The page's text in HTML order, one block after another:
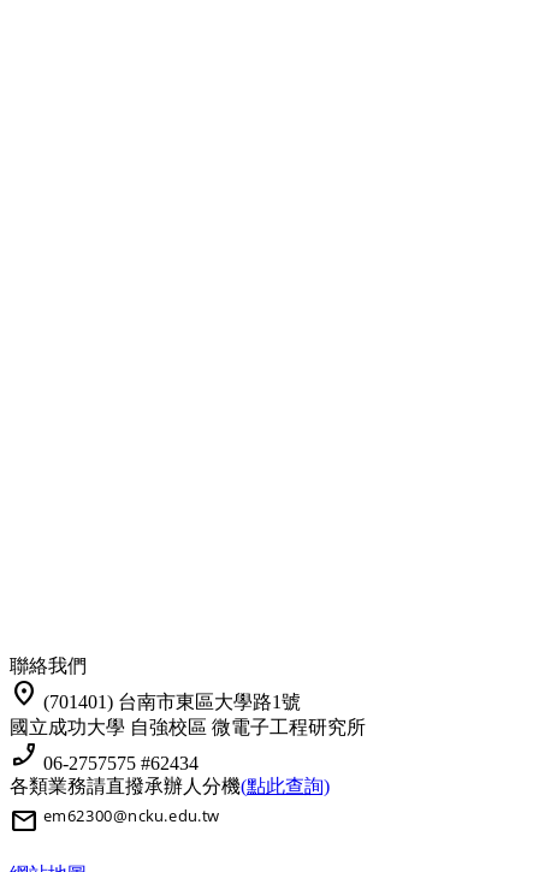
聯絡我們
location_on (701401) 台南市東區大學路1號
國立成功大學 自強校區 微電子工程研究所
phone_enabled 06-2757575 #62434
各類業務請直撥承辦人分機(點此查詢)
mail